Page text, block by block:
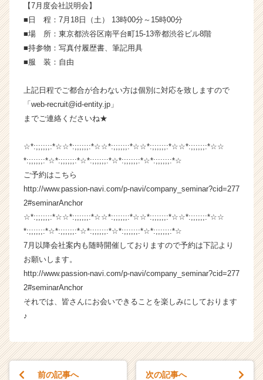
ら
ス
カ
ウ
届
く
活
イ
ト
ア
ア
（C
e
r
e
【7月度会社説明会】
■日 程：7月18日（土） 13時00分～15時00分
■場 所：東京都渋谷区南平台町15-13帝都渋谷ビル8階
■持参物：写真付履歴書、筆記用具
■服 装：自由
上記日程でご都合が合わない方は個別に対応を致しますので
「web-recruit@id-entity.jp」
までご連絡くださいね★
☆*:;;;;;;:*☆☆*:;;;;;;:*☆☆*:;;;;;;:*☆☆*:;;;;;;:*☆☆*:;;;;;;:*☆☆
*:;;;;;;:*☆*:;;;;;;:*☆*:;;;;;;:*☆*:;;;;;;:*☆*:;;;;;;:*☆
ご予約はこちら
http://www.passion-navi.com/p-navi/company_seminar?cid=277
2#seminarAnchor
☆*:;;;;;;:*☆☆*:;;;;;;:*☆☆*:;;;;;;:*☆☆*:;;;;;;:*☆☆*:;;;;;;:*☆☆
*:;;;;;;:*☆*:;;;;;;:*☆*:;;;;;;:*☆*:;;;;;;:*☆*:;;;;;;:*☆
7月以降会社案内も随時開催しておりますので予約は下記より
お願いします。
http://www.passion-navi.com/p-navi/company_seminar?cid=277
2#seminarAnchor
それでは、皆さんにお会いできることを楽しみにしております
♪
前の記事へ 次の記事へ